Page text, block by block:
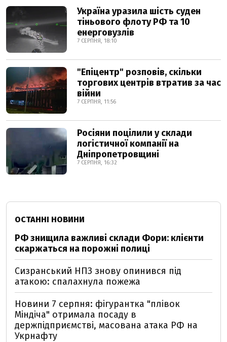
Україна уразила шість суден
тіньового флоту РФ та 10
енерговузлів
7 СЕРПНЯ, 18:10
"Епіцентр" розповів, скільки
торгових центрів втратив за час
війни
7 СЕРПНЯ, 11:56
Росіяни поцілили у склади
логістичної компанії на
Дніпропетровщині
7 СЕРПНЯ, 16:32
ОСТАННІ НОВИНИ
РФ знищила важливі склади Фори: клієнти
скаржаться на порожні полиці
Сизранський НПЗ знову опинився під
атакою: спалахнула пожежа
Новини 7 серпня: фігурантка "плівок
Міндіча" отримала посаду в
держпідприємстві, масована атака РФ на
Укрнафту